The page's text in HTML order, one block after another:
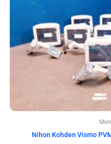
Nihon Kohden Vismo